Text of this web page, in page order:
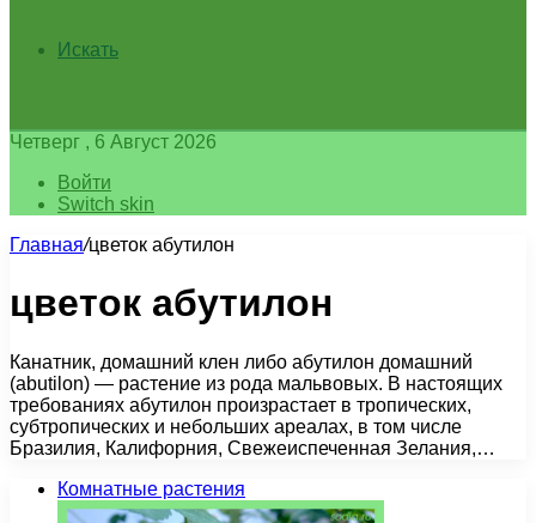
Искать
Четверг , 6 Август 2026
Войти
Switch skin
Главная/цветок абутилон
цветок абутилон
Канатник, домашний клен либо абутилон домашний
(abutilon) — растение из рода мальвовых. В настоящих
требованиях абутилон произрастает в тропических,
субтропических и небольших ареалах, в том числе
Бразилия, Калифорния, Свежеиспеченная Зелания,…
Комнатные растения